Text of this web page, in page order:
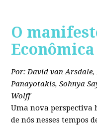
O
Econômica
Por: David van Arsdale,
Panayotakis, Sohnya
Wolff
Uma nova perspectiva
de nós nesses tempos